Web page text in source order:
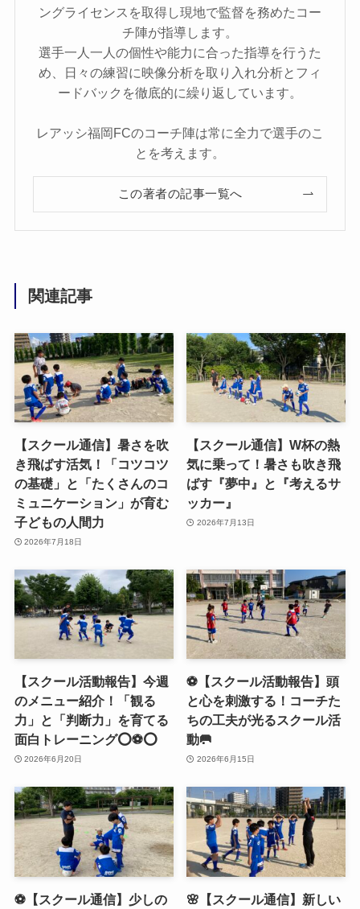
ングライセンスを取得し現地で監督を務めたコー
チ陣が指導します。
選手一人一人の個性や能力に合った指導を行うた
め、日々の練習に映像分析を取り入れ分析とフィ
ードバックを徹底的に繰り返しています。
レアッシ福岡FCのコーチ陣は常に全力で選手のこ
とを考えます。
この著者の記事一覧へ
関連記事
【スクール通信】暑さを吹
き飛ばす活気！「コツコツ
の基礎」と「たくさんのコ
ミュニケーション」が育む
子どもの人間力
2026年7月18日
【スクール通信】W杯の熱
気に乗って！暑さも吹き飛
ばす『夢中』と『考えるサ
ッカー』
2026年7月13日
【スクール活動報告】今週
のメニュー紹介！「観る
力」と「判断力」を育てる
面白トレーニング⭕️⚽️⭕️
2026年6月20日
⚽️【スクール活動報告】頭
と心を刺激する！コーチた
ちの工夫が光るスクール活
動🥅
2026年6月15日
⚽️【スクール通信】少しの 🌸【スクール通信】新しい